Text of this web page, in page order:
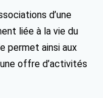
d’une
liée à la vie du
permet ainsi aux
offre d’activités